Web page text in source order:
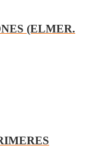
(ELMER.